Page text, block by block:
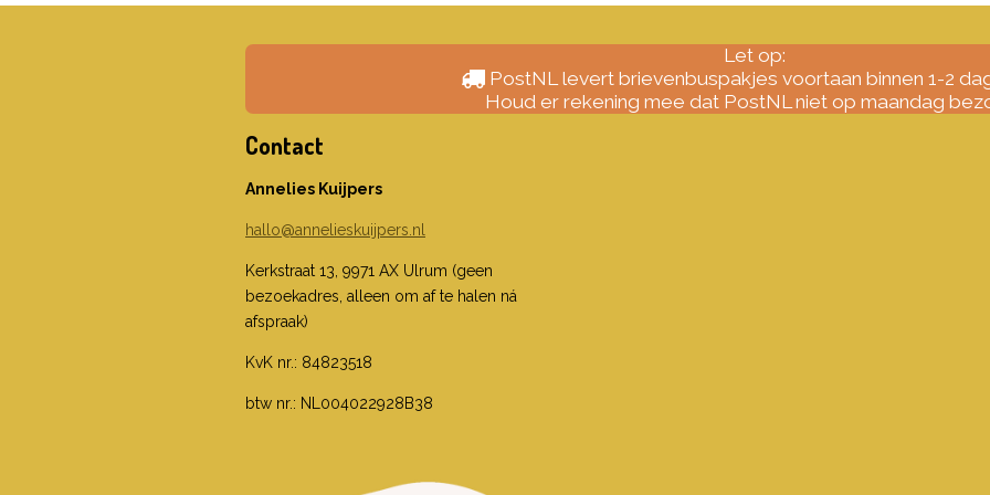
Let op:
PostNL levert brievenbuspakjes voortaan binnen 1-2
Houd er rekening mee dat PostNL niet op maandag
Contact
Annelies Kuijpers
hallo@annelieskuijpers.nl
Kerkstraat 13, 9971 AX Ulrum (geen
bezoekadres, alleen om af te halen ná
afspraak)
KvK nr.: 84823518
btw nr.: NL004022928B38